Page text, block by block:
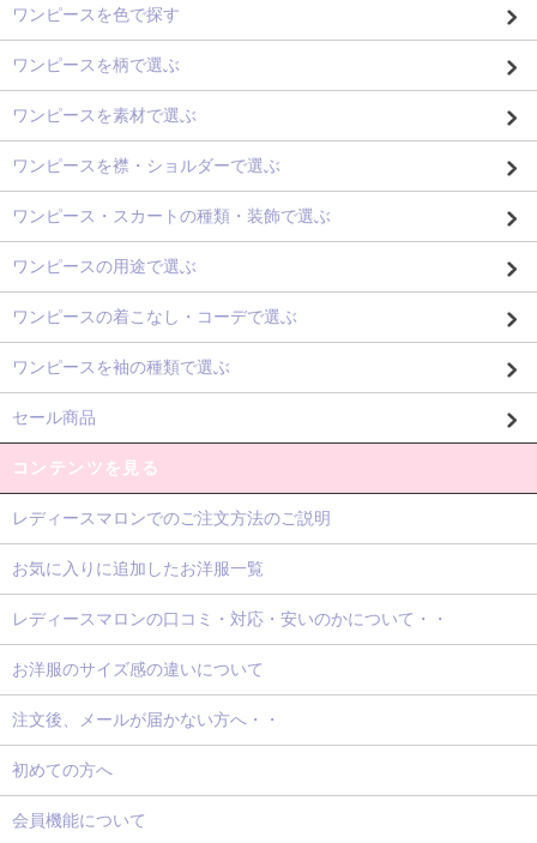
ワンピースを色で探す
ワンピースを柄で選ぶ
ワンピースを素材で選ぶ
ワンピースを襟・ショルダーで選ぶ
ワンピース・スカートの種類・装飾で選ぶ
ワンピースの用途で選ぶ
ワンピースの着こなし・コーデで選ぶ
ワンピースを袖の種類で選ぶ
セール商品
コンテンツを見る
レディースマロンでのご注文方法のご説明
お気に入りに追加したお洋服一覧
レディースマロンの口コミ・対応・安いのかについて・・
お洋服のサイズ感の違いについて
注文後、メールが届かない方へ・・
初めての方へ
会員機能について